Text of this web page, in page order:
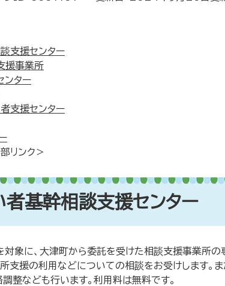
支援センター
援事業所
ンター
支援センター
リンク＞
基幹相談支援センター
象に、大津町から委託を受けた相談支援事業所の
支援の利用などについての相談をお受けします。
整なども行います。利用料は無料です。